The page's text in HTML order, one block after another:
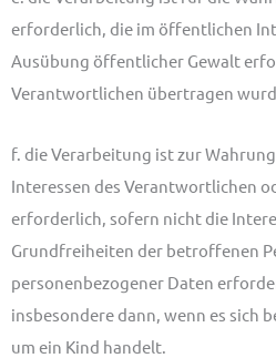
erforderlich, die im öffentlichen
Ausübung öffentlicher Gewalt
Verantwortlichen übertragen
f. die Verarbeitung ist zur
Interessen des Verantwortlichen
erforderlich, sofern nicht die
Grundfreiheiten der betroffenen
personenbezogener Daten
insbesondere dann, wenn es sich
um ein Kind handelt.